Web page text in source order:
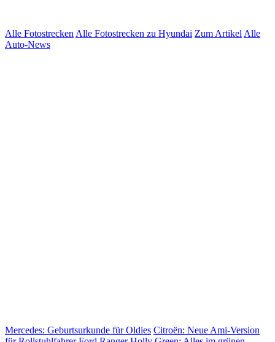
Alle Fotostrecken Alle Fotostrecken zu Hyundai Zum Artikel Alle
Auto-News
Mercedes: Geburtsurkunde für Oldies Citroën: Neue Ami-Version